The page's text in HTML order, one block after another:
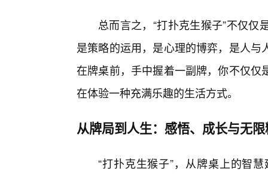
总而言之，“打扑克生猴子”不仅
是策略的运用，是心理的博弈，是人
在牌桌前，手中握着一副牌，你不仅
在体验一种充满乐趣的生活方式。
从牌局到人生：感悟、成长与无
“打扑克生猴子”，从牌桌上的智